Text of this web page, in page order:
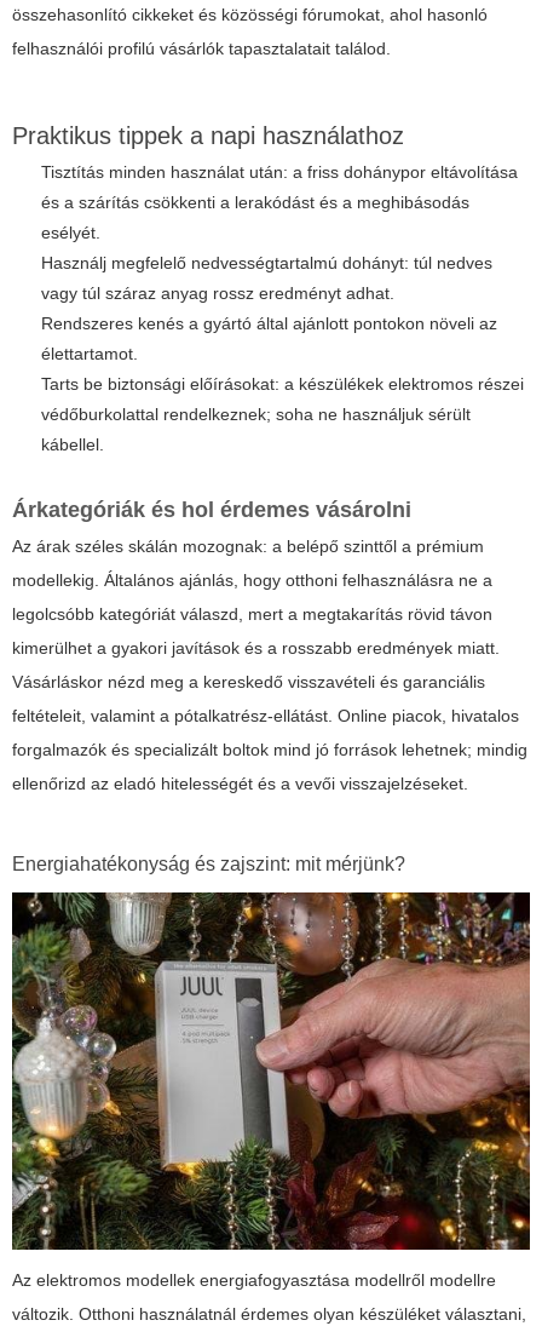
összehasonlító cikkeket és közösségi fórumokat, ahol hasonló
felhasználói profilú vásárlók tapasztalatait találod.
Praktikus tippek a napi használathoz
Tisztítás minden használat után: a friss dohánypor eltávolítása
és a szárítás csökkenti a lerakódást és a meghibásodás
esélyét.
Használj megfelelő nedvességtartalmú dohányt: túl nedves
vagy túl száraz anyag rossz eredményt adhat.
Rendszeres kenés a gyártó által ajánlott pontokon növeli az
élettartamot.
Tarts be biztonsági előírásokat: a készülékek elektromos részei
védőburkolattal rendelkeznek; soha ne használjuk sérült
kábellel.
Árkategóriák és hol érdemes vásárolni
Az árak széles skálán mozognak: a belépő szinttől a prémium
modellekig. Általános ajánlás, hogy otthoni felhasználásra ne a
legolcsóbb kategóriát válaszd, mert a megtakarítás rövid távon
kimerülhet a gyakori javítások és a rosszabb eredmények miatt.
Vásárláskor nézd meg a kereskedő visszavételi és garanciális
feltételeit, valamint a pótalkatrész-ellátást. Online piacok, hivatalos
forgalmazók és specializált boltok mind jó források lehetnek; mindig
ellenőrizd az eladó hitelességét és a vevői visszajelzéseket.
Energiahatékonyság és zajszint: mit mérjünk?
Az elektromos modellek energiafogyasztása modellről modellre
változik. Otthoni használatnál érdemes olyan készüléket választani,